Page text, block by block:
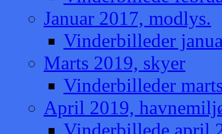
Januar 2017, modlys.
Vinderbilleder
Marts 2019, skyer
Vinderbilleder
April 2019,
Vinderbillede april